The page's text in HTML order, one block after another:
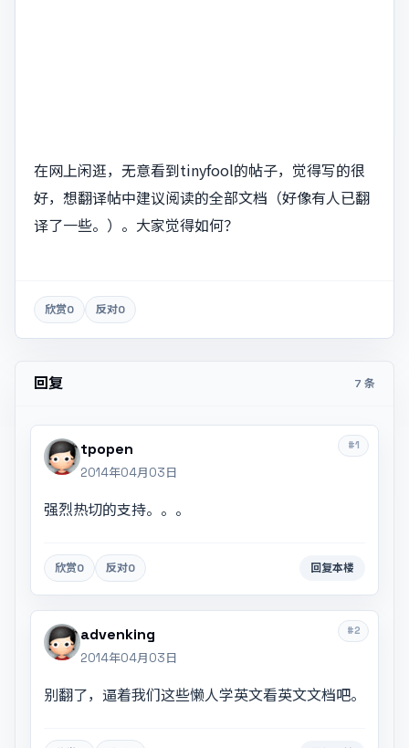
在网上闲逛，无意看到tinyfool的帖子，觉得写的很
好，想翻译帖中建议阅读的全部文档（好像有人已翻
译了一些。）。大家觉得如何？
欣赏0 反对0
回复 7 条
#1
tpopen
2014年04月03日
强烈热切的支持。。。
欣赏0 反对0 回复本楼
#2
advenking
2014年04月03日
别翻了，逼着我们这些懒人学英文看英文文档吧。